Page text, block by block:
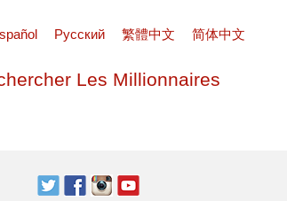
Pусский 繁體中文 简体中文
Les Millionnaires